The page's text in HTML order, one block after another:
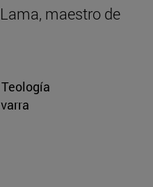
maestro de